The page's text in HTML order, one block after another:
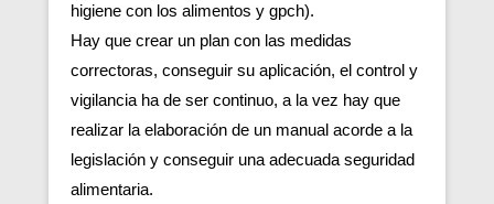
higiene con los alimentos y gpch).
Hay que crear un plan con las medidas
correctoras, conseguir su aplicación, el control y
vigilancia ha de ser continuo, a la vez hay que
realizar la elaboración de un manual acorde a la
legislación y conseguir una adecuada seguridad
alimentaria.